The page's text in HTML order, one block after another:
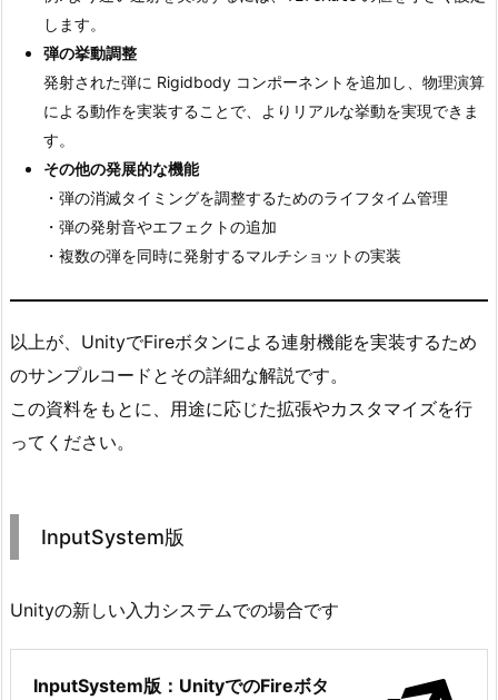
します。
弾の挙動調整
発射された弾に Rigidbody コンポーネントを追加し、物理演算
による動作を実装することで、よりリアルな挙動を実現できま
す。
その他の発展的な機能
・弾の消滅タイミングを調整するためのライフタイム管理
・弾の発射音やエフェクトの追加
・複数の弾を同時に発射するマルチショットの実装
以上が、UnityでFireボタンによる連射機能を実装するため
のサンプルコードとその詳細な解説です。
この資料をもとに、用途に応じた拡張やカスタマイズを行
ってください。
InputSystem版
Unityの新しい入力システムでの場合です
InputSystem版：UnityでのFireボタ